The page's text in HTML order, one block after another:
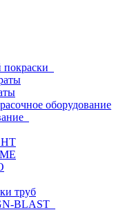
оборудование
труб
BLAST